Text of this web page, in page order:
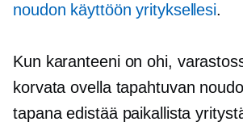
noudon käyttöön yrityksellesi.
Kun karanteeni on ohi,
korvata ovella tapahtuvan
tapana edistää paikallista